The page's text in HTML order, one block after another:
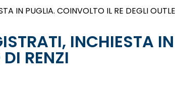
IN PUGLIA. COINVOLTO IL RE DEGLI
INCHIESTA
RENZI